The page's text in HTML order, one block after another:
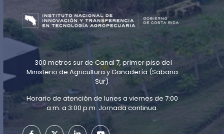
300 metros sur de Canal 7, primer piso del
Ministerio de Agricultura y Ganadería (Sabana
Sur)
Horario de atención de lunes a viernes de 7:00
a.m. a 3:00 p.m. Jornada continua.